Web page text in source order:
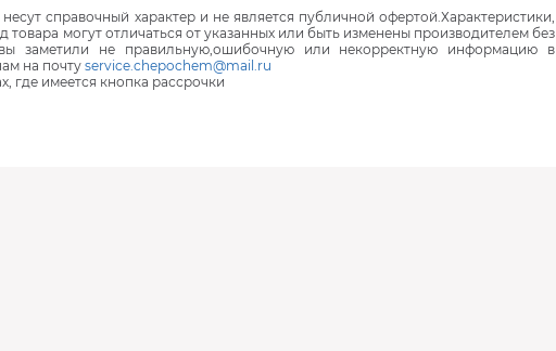
справочный характер и не является публичной офертой.Характеристики,
могут отличаться от указанных или быть изменены производителем без
заметили не правильную,ошибочную или некорректную информацию в
на почту service.chepochem@mail.ru
где имеется кнопка рассрочки